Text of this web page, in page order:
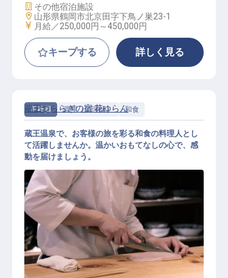
施設業態
その他宿泊施設
勤務地
山形県鶴岡市北京田字下鳥ノ巣23-1
給与
月給／250,000円～450,000円
キープする 詳しく見る
正社員 調理（調理師） 和食
調理 （和食）
蔵王つららぎの宿 花ゆらん
蔵王温泉で、お客様の旅を彩る和食の料理人とし
て活躍しませんか。温かいおもてなしの心で、感
動を届けましょう。